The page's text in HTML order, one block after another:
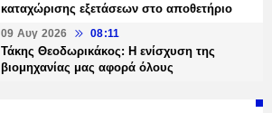
καταχώρισης εξετάσεων στο αποθετήριο
09 Αυγ 2026 08:11
Τάκης Θεοδωρικάκος: Η ενίσχυση της
βιομηχανίας μας αφορά όλους